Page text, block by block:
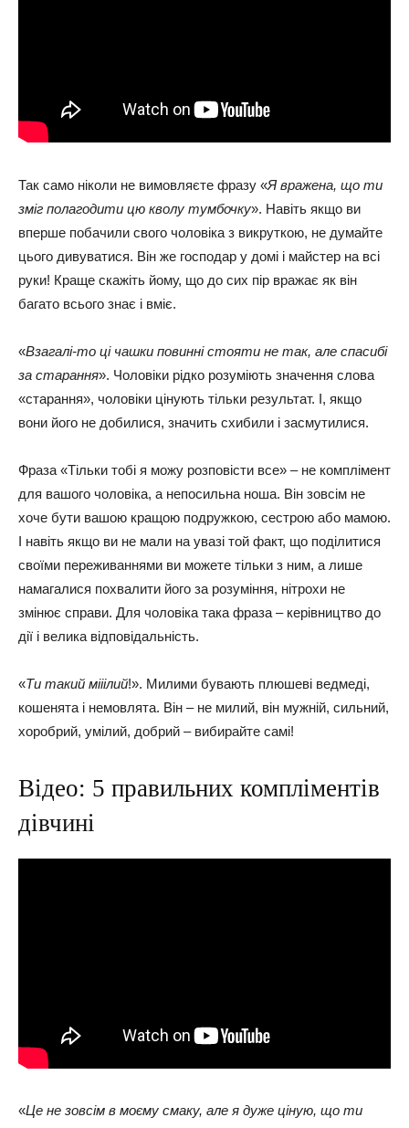
Так само ніколи не вимовляєте фразу «Я вражена, що ти
зміг полагодити цю кволу тумбочку». Навіть якщо ви
вперше побачили свого чоловіка з викруткою, не думайте
цього дивуватися. Він же господар у домі і майстер на всі
руки! Краще скажіть йому, що до сих пір вражає як він
багато всього знає і вміє.
«Взагалі-то ці чашки повинні стояти не так, але спасибі
за старання». Чоловіки рідко розуміють значення слова
«старання», чоловіки цінують тільки результат. І, якщо
вони його не добилися, значить схибили і засмутилися.
Фраза «Тільки тобі я можу розповісти все» – не комплімент
для вашого чоловіка, а непосильна ноша. Він зовсім не
хоче бути вашою кращою подружкою, сестрою або мамою.
І навіть якщо ви не мали на увазі той факт, що поділитися
своїми переживаннями ви можете тільки з ним, а лише
намагалися похвалити його за розуміння, нітрохи не
змінює справи. Для чоловіка така фраза – керівництво до
дії і велика відповідальність.
«Ти такий мііілий!». Милими бувають плюшеві ведмеді,
кошенята і немовлята. Він – не милий, він мужній, сильний,
хоробрий, умілий, добрий – вибирайте самі!
Відео: 5 правильних компліментів
дівчині
«Це не зовсім в моєму смаку, але я дуже ціную, що ти